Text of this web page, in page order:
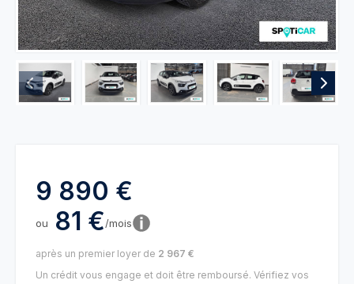
9 890 €
ou 81 €/mois
après un premier loyer de 2 967 €
Un crédit vous engage et doit être remboursé. Vérifiez vos